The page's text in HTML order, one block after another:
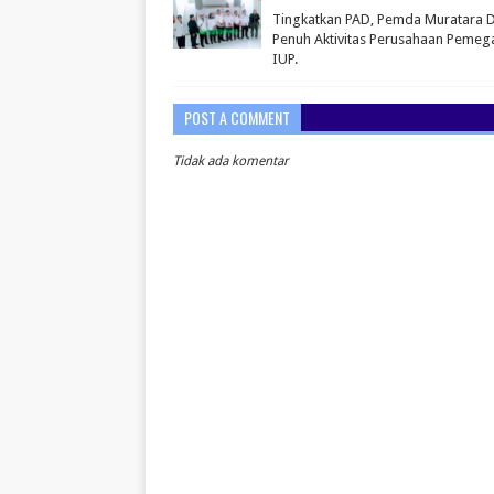
Tingkatkan PAD, Pemda Muratara
Penuh Aktivitas Perusahaan
IUP.
POST A COMMENT
Tidak ada komentar